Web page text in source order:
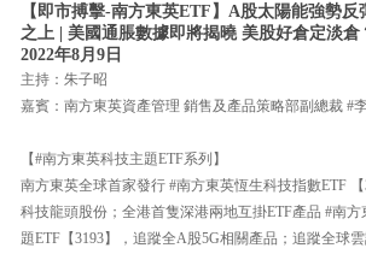
【即市搏擊-南方東英ETF】A股太陽能強勢反
之上 | 美國通脹數據即將揭曉 美股好倉定淡倉
2022年8月9日
主持：朱子昭
嘉賓：南方東英資產管理 銷售及產品策略部副總裁 #
【#南方東英科技主題ETF系列】
南方東英全球首家發行 #南方東英恆生科技指數ETF
科技龍頭股份；全港首隻深港兩地互掛ETF產品 #南
題ETF【3193】，追蹤全A股5G相關產品；追蹤全球